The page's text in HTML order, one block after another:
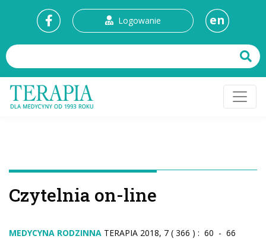
Logowanie en
Czytelnia on-line
MEDYCYNA RODZINNA TERAPIA 2018, 7 ( 366 ) : 60 - 66